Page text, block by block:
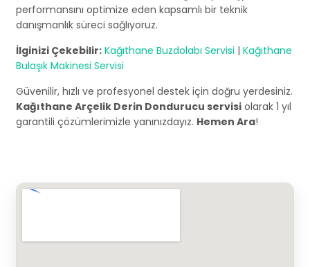
performansını optimize eden kapsamlı bir teknik
danışmanlık süreci sağlıyoruz.
İlginizi Çekebilir: Kağıthane Buzdolabı Servisi | Kağıthane
Bulaşık Makinesi Servisi
Güvenilir, hızlı ve profesyonel destek için doğru yerdesiniz.
Kağıthane Arçelik Derin Dondurucu servisi olarak 1 yıl
garantili çözümlerimizle yanınızdayız. Hemen Ara!